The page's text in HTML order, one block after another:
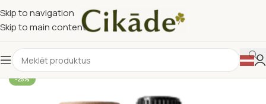
Skip to navigation
Skip to main content
-25%